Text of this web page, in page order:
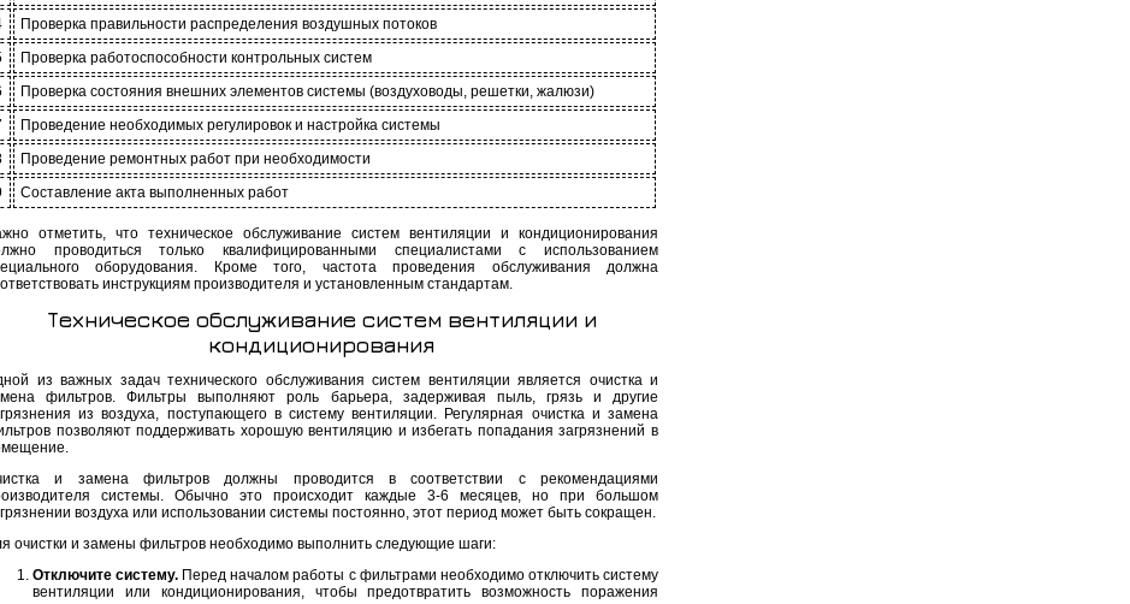
Проверка правильности распределения воздушных потоков
Проверка работоспособности контрольных систем
Проверка состояния внешних элементов системы (воздуховоды, решетки, жалюзи)
Проведение необходимых регулировок и настройка системы
Проведение ремонтных работ при необходимости
Составление акта выполненных работ
отметить, что техническое обслуживание систем вентиляции и кондиционирования
проводиться только квалифицированными специалистами с использованием
оборудования. Кроме того, частота проведения обслуживания должна
инструкциям производителя и установленным стандартам.
Техническое обслуживание систем вентиляции и
кондиционирования
из важных задач технического обслуживания систем вентиляции является очистка и
фильтров. Фильтры выполняют роль барьера, задерживая пыль, грязь и другие
из воздуха, поступающего в систему вентиляции. Регулярная очистка и замена
позволяют поддерживать хорошую вентиляцию и избегать попадания загрязнений в
и замена фильтров должны проводится в соответствии с рекомендациями
системы. Обычно это происходит каждые 3-6 месяцев, но при большом
воздуха или использовании системы постоянно, этот период может быть сокращен.
очистки и замены фильтров необходимо выполнить следующие шаги:
Отключите систему. Перед началом работы с фильтрами необходимо отключить систему
вентиляции или кондиционирования, чтобы предотвратить возможность поражения